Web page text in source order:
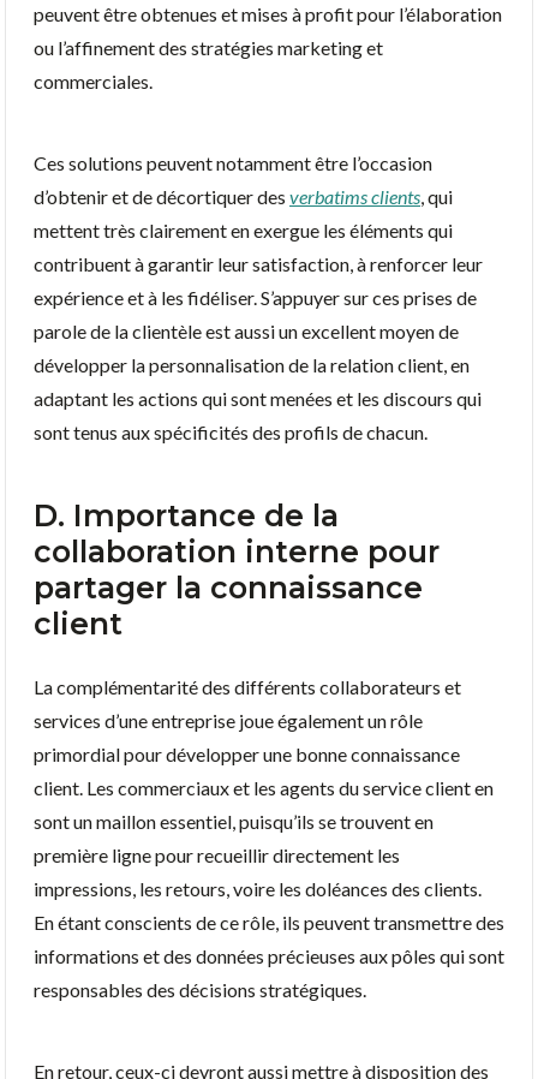
peuvent être obtenues et mises à profit pour l’élaboration
ou l’affinement des stratégies marketing et
commerciales.
Ces solutions peuvent notamment être l’occasion
d’obtenir et de décortiquer des verbatims clients , qui
mettent très clairement en exergue les éléments qui
contribuent à garantir leur satisfaction, à renforcer leur
expérience et à les fidéliser. S’appuyer sur ces prises de
parole de la clientèle est aussi un excellent moyen de
développer la personnalisation de la relation client, en
adaptant les actions qui sont menées et les discours qui
sont tenus aux spécificités des profils de chacun.
D. Importance de la
collaboration interne pour
partager la connaissance
client
La complémentarité des différents collaborateurs et
services d’une entreprise joue également un rôle
primordial pour développer une bonne connaissance
client. Les commerciaux et les agents du service client en
sont un maillon essentiel, puisqu’ils se trouvent en
première ligne pour recueillir directement les
impressions, les retours, voire les doléances des clients.
En étant conscients de ce rôle, ils peuvent transmettre des
informations et des données précieuses aux pôles qui sont
responsables des décisions stratégiques.
En retour, ceux-ci devront aussi mettre à disposition des